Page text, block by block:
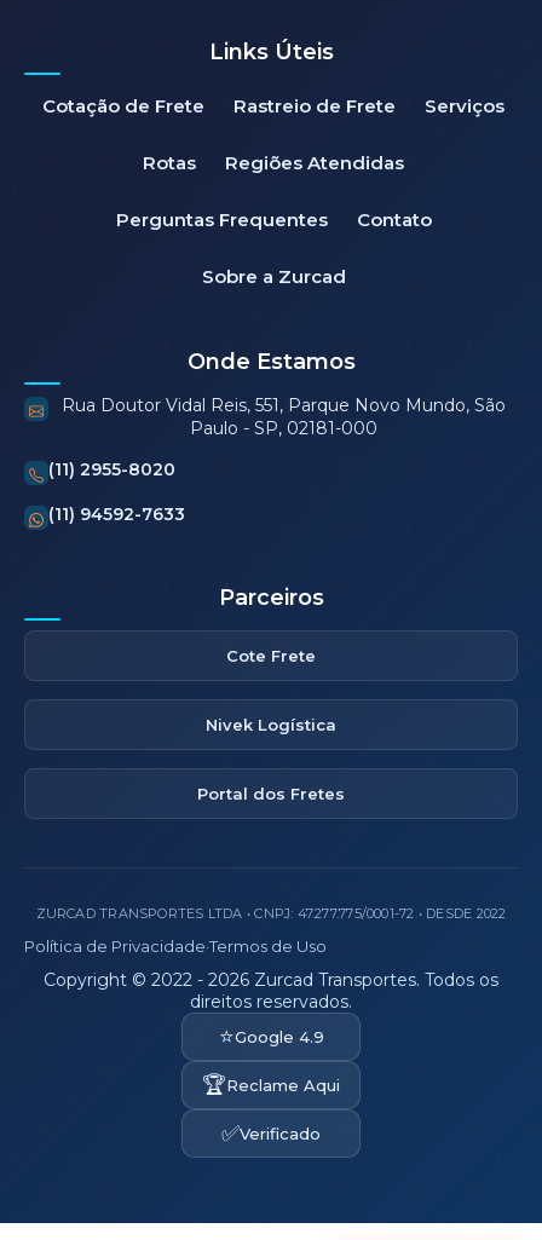
Links Úteis
Cotação de Frete Rastreio de Frete Serviços
Rotas Regiões Atendidas
Perguntas Frequentes Contato
Sobre a Zurcad
Onde Estamos
Rua Doutor Vidal Reis, 551, Parque Novo Mundo, São
Paulo - SP, 02181-000
(11) 2955-8020
(11) 94592-7633
Parceiros
Cote Frete
Nivek Logística
Portal dos Fretes
ZURCAD TRANSPORTES LTDA • CNPJ: 47.277.775/0001-72 • DESDE 2022
Política de Privacidade·Termos de Uso
Copyright © 2022 - 2026 Zurcad Transportes. Todos os
direitos reservados.
⭐Google 4.9
🏆Reclame Aqui
✅Verificado